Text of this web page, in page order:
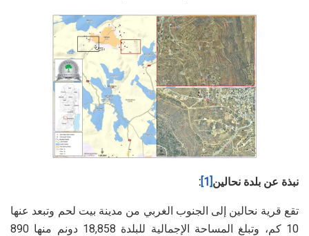
نبذة عن بلدة نحالين[1]
:
تقع قرية نحالين إلى الجنوب الغربي من مدينة بيت لحم وتبعد عنها
10 كم، وتبلغ المساحة الإجمالية للبلدة 18,858 دونم منها 890